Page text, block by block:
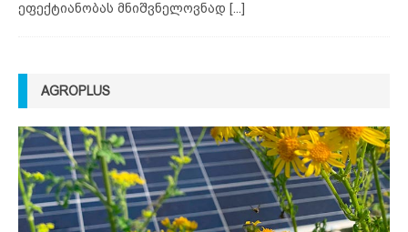
ეფექტიანობას მნიშვნელოვნად [...]
AGROPLUS